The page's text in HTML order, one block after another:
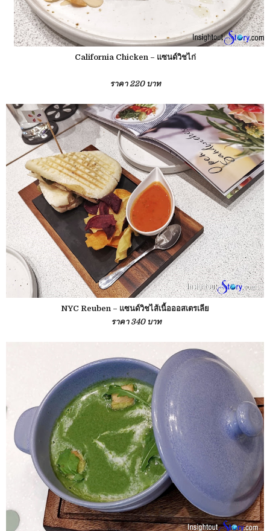
California Chicken – แซนด์วิชไก่
ราคา 220 บาท
NYC Reuben – แซนด์วิชไส้เนื้อออสเตรเลีย
ราคา 340 บาท